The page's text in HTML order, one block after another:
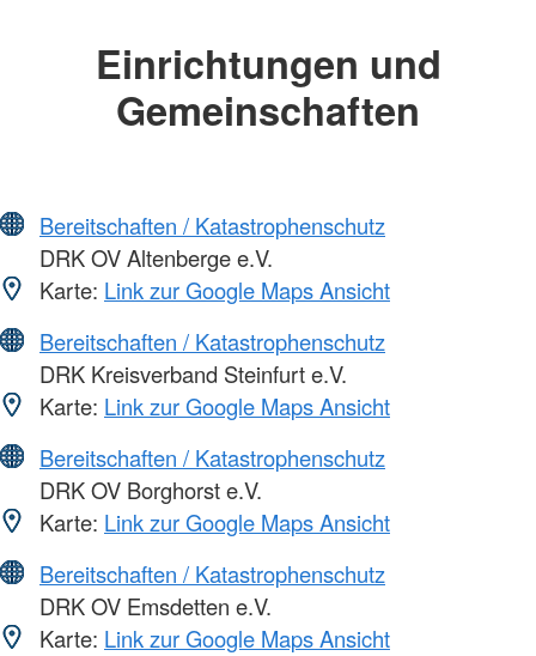
Einrichtungen und
Gemeinschaften
Bereitschaften / Katastrophenschutz
DRK OV Altenberge e.V.
Karte: Link zur Google Maps Ansicht
Bereitschaften / Katastrophenschutz
DRK Kreisverband Steinfurt e.V.
Karte: Link zur Google Maps Ansicht
Bereitschaften / Katastrophenschutz
DRK OV Borghorst e.V.
Karte: Link zur Google Maps Ansicht
Bereitschaften / Katastrophenschutz
DRK OV Emsdetten e.V.
Karte: Link zur Google Maps Ansicht